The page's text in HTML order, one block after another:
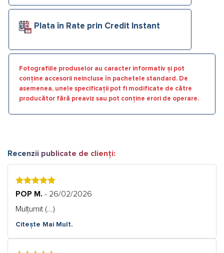
Plata în Rate prin Credit Instant
Fotografiile produselor au caracter informativ și pot
conține accesorii neincluse în pachetele standard. De
asemenea, unele specificații pot fi modificate de către
producător fără preaviz sau pot conține erori de operare.
Recenzii publicate de clienți:
5POP M. - 26/02/2026
Mulțumit (...)
Citește Mai Mult.